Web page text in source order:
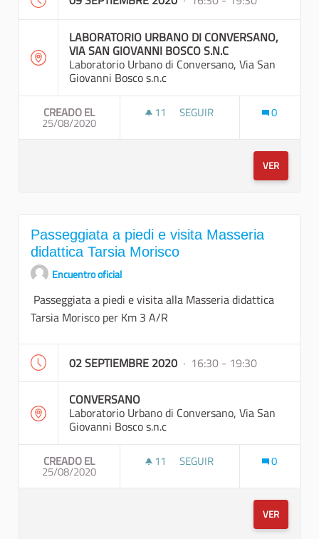
LABORATORIO URBANO DI CONVERSANO,
VIA SAN GIOVANNI BOSCO S.N.C
Laboratorio Urbano di Conversano, Via San
Giovanni Bosco s.n.c
CREADO EL
25/08/2020
11 11 SEGUIDORAS
SEGUIR 0
VER
Passeggiata a piedi e visita Masseria
didattica Tarsia Morisco
Encuentro oficial
Passeggiata a piedi e visita alla Masseria didattica
Tarsia Morisco per Km 3 A/R
02 SEPTIEMBRE 2020 · 16:30 - 19:30
CONVERSANO
Laboratorio Urbano di Conversano, Via San
Giovanni Bosco s.n.c
CREADO EL
25/08/2020
11 11 SEGUIDORAS
SEGUIR 0
VER